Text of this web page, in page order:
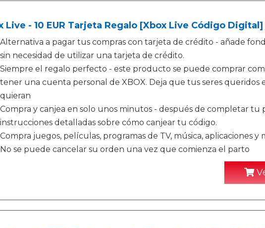
Live - 10 EUR Tarjeta Regalo [Xbox Live Código Digital]
Alternativa a pagar tus compras con tarjeta de crédito - añade
sin necesidad de utilizar una tarjeta de crédito.
Siempre el regalo perfecto - este producto se puede comprar
tener una cuenta personal de XBOX. Deja que tus seres queridos
quieran
Compra y canjea en solo unos minutos - después de completar tu
instrucciones detalladas sobre cómo canjear tu código.
Compra juegos, películas, programas de TV, música, aplicaciones y
No se puede cancelar su orden una vez que comienza el parto